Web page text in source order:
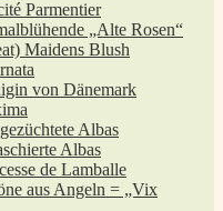
Parmentier
„Alte Rosen“
Maidens Blush
von Dänemark
Albas
Albas
de Lamballe
aus Angeln = „Vix